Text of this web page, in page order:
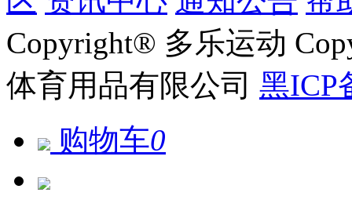
Copyright® 多乐运动
体育用品有限公司 黑ICP
购物车0